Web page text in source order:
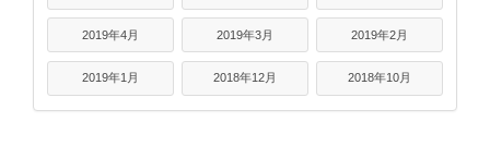
2019年4月 2019年3月 2019年2月
2019年1月 2018年12月 2018年10月